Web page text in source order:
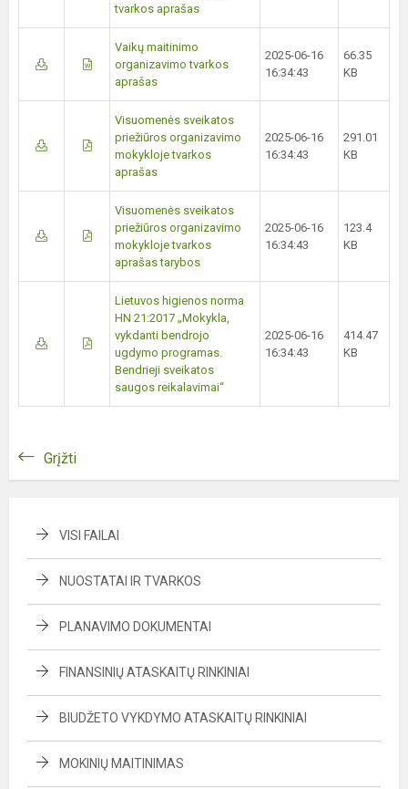
tvarkos aprašas
Vaikų maitinimo
organizavimo tvarkos
aprašas
2025-06-16
16:34:43
66.35
KB
Visuomenės sveikatos
priežiūros organizavimo
mokykloje tvarkos
aprašas
2025-06-16
16:34:43
291.01
KB
Visuomenės sveikatos
priežiūros organizavimo
mokykloje tvarkos
aprašas tarybos
2025-06-16
16:34:43
123.4
KB
Lietuvos higienos norma
HN 21:2017 „Mokykla,
vykdanti bendrojo
ugdymo programas.
Bendrieji sveikatos
saugos reikalavimai“
2025-06-16
16:34:43
414.47
KB
Grįžti
VISI FAILAI
NUOSTATAI IR TVARKOS
PLANAVIMO DOKUMENTAI
FINANSINIŲ ATASKAITŲ RINKINIAI
BIUDŽETO VYKDYMO ATASKAITŲ RINKINIAI
MOKINIŲ MAITINIMAS